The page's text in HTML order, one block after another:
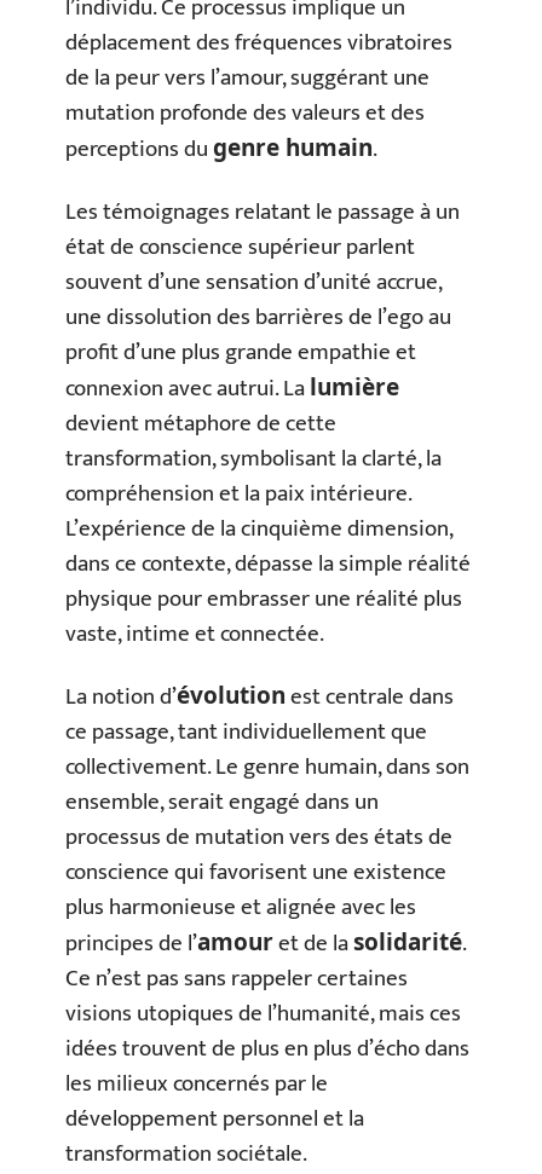
l’individu. Ce processus implique un
déplacement des fréquences vibratoires
de la peur vers l’amour, suggérant une
mutation profonde des valeurs et des
perceptions dugenre humain.
Les témoignages relatant le passage à un
état de conscience supérieur parlent
souvent d’une sensation d’unité accrue,
une dissolution des barrières de l’ego au
profit d’une plus grande empathie et
connexion avec autrui. Lalumière
devient métaphore de cette
transformation, symbolisant la clarté, la
compréhension et la paix intérieure.
L’expérience de la cinquième dimension,
dans ce contexte, dépasse la simple réalité
physique pour embrasser une réalité plus
vaste, intime et connectée.
La notion d’évolutionest centrale dans
ce passage, tant individuellement que
collectivement. Le genre humain, dans son
ensemble, serait engagé dans un
processus de mutation vers des états de
conscience qui favorisent une existence
plus harmonieuse et alignée avec les
principes de l’amouret de lasolidarité.
Ce n’est pas sans rappeler certaines
visions utopiques de l’humanité, mais ces
idées trouvent de plus en plus d’écho dans
les milieux concernés par le
développement personnel et la
transformation sociétale.